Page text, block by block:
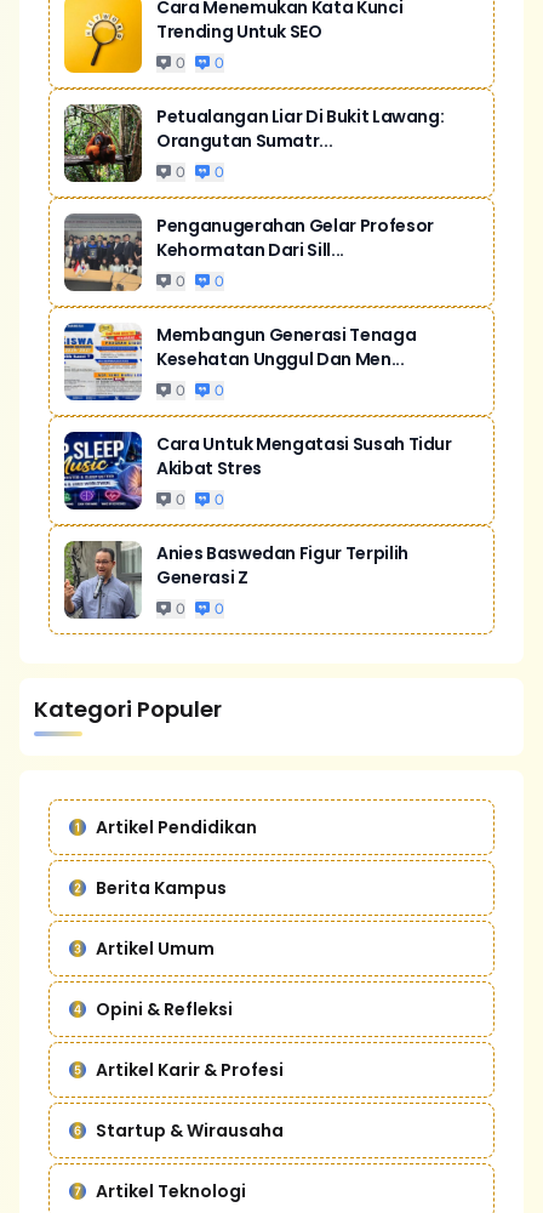
Cara Menemukan Kata Kunci
Trending Untuk SEO
0 0
Petualangan Liar Di Bukit Lawang:
Orangutan Sumatr...
0 0
Penganugerahan Gelar Profesor
Kehormatan Dari Sill...
0 0
Membangun Generasi Tenaga
Kesehatan Unggul Dan Men...
0 0
Cara Untuk Mengatasi Susah Tidur
Akibat Stres
0 0
Anies Baswedan Figur Terpilih
Generasi Z
0 0
Kategori Populer
Artikel Pendidikan
Berita Kampus
Artikel Umum
Opini & Refleksi
Artikel Karir & Profesi
Startup & Wirausaha
Artikel Teknologi